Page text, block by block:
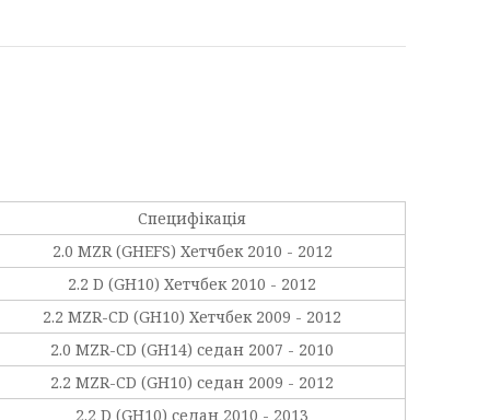
Специфікація
2.0 MZR (GHEFS) Хетчбек 2010 - 2012
2.2 D (GH10) Хетчбек 2010 - 2012
2.2 MZR-CD (GH10) Хетчбек 2009 - 2012
2.0 MZR-CD (GH14) седан 2007 - 2010
2.2 MZR-CD (GH10) седан 2009 - 2012
2.2 D (GH10) седан 2010 - 2013